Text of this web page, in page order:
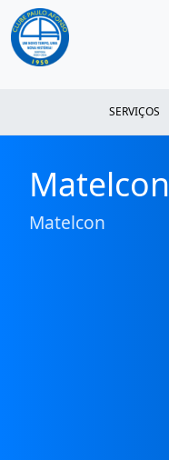
SERVIÇOS
Matelcon
Matelcon